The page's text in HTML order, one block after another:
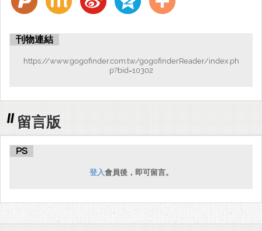
investment, circular economy, energy saving and carbon reduction
and green energy, corporate crisis management, corporate
Governance), etc.
刊物連結
https://www.gogofinder.com.tw/gogofinderReader/index.ph
p?bid=10302
留言版
PS
登入會員後，即可留言。